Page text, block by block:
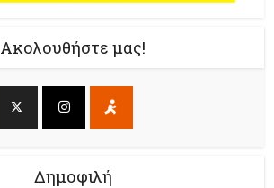
Ακολουθήστε μας!
Δημοφιλή